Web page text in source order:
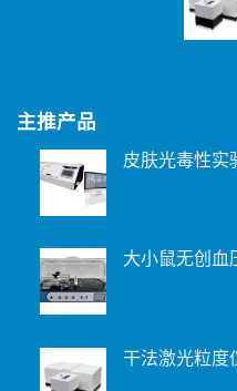
主推产品
皮肤光毒性实
大小鼠无创血
干法激光粒度